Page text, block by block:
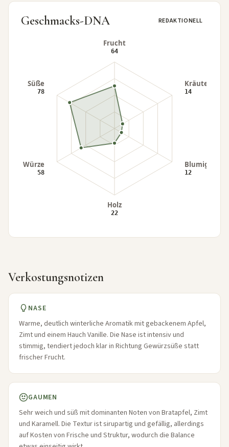
Geschmacks-DNA REDAKTIONELL
Verkostungsnotizen
NASE
Warme, deutlich winterliche Aromatik mit gebackenem Apfel,
Zimt und einem Hauch Vanille. Die Nase ist intensiv und
stimmig, tendiert jedoch klar in Richtung Gewürzsüße statt
frischer Frucht.
GAUMEN
Sehr weich und süß mit dominanten Noten von Bratapfel, Zimt
und Karamell. Die Textur ist sirupartig und gefällig, allerdings
auf Kosten von Frische und Struktur, wodurch die Balance